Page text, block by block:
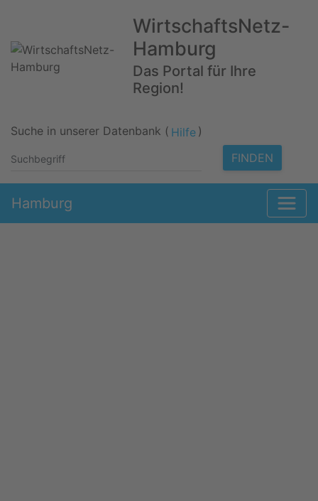
WirtschaftsNetz-
Hamburg
Das Portal für Ihre
Region!
Suche in unserer Datenbank ( Hilfe )
FINDEN
Hamburg